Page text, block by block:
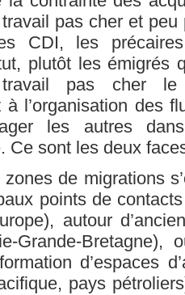
pas cher et
CDI, les
plutôt les émigrés
travail pas cher
l’organisation des
les autres
Ce sont les deux
de migrations
points de
autour
Grande-
d’espaces
pays